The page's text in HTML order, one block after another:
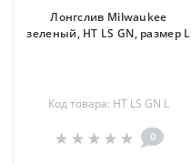
Лонгслив Milwaukee
зеленый, HT LS GN, размер L
Код товара: HT LS GN L
0